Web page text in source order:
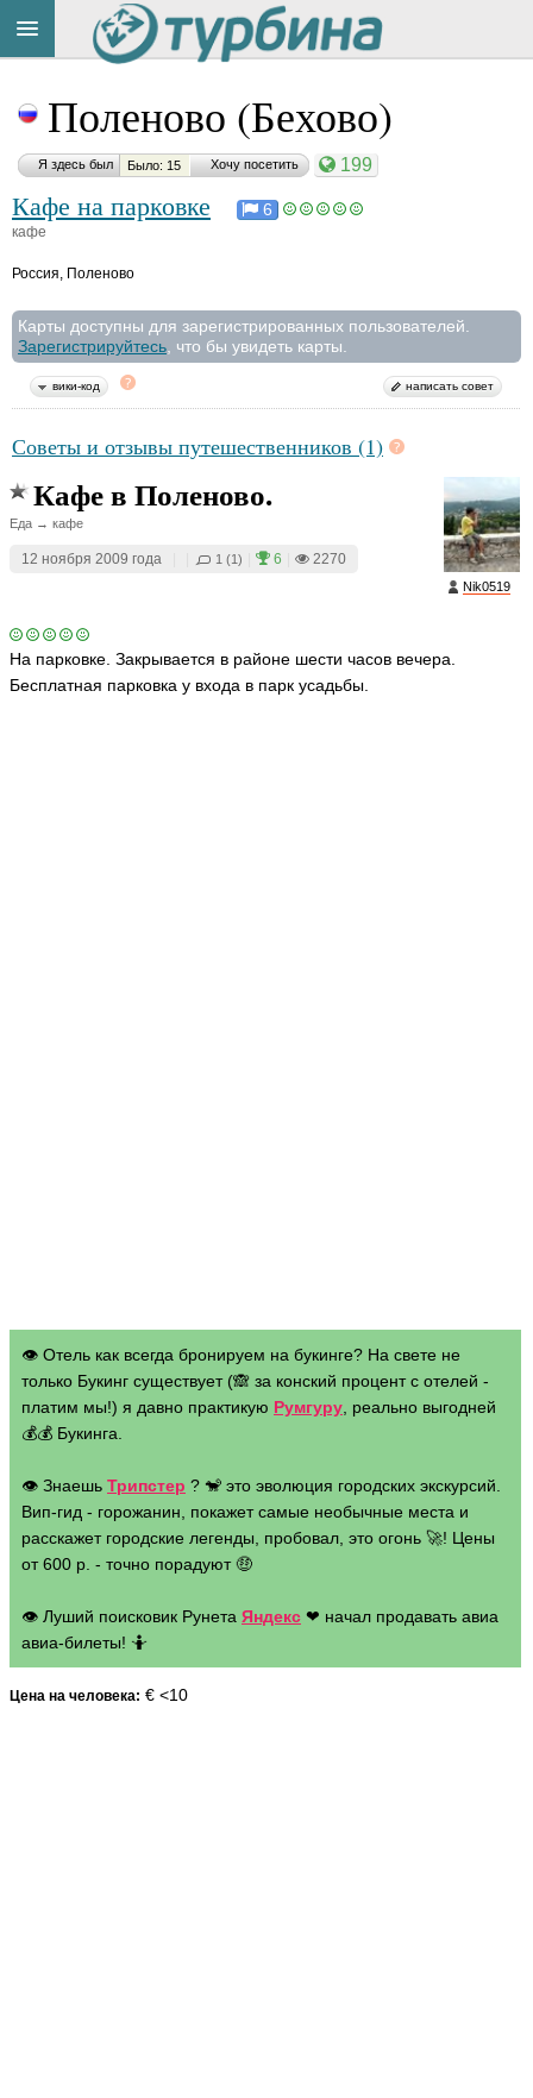
Поленово (Бехово)
Я здесь был Было: 15 Хочу посетить 199
Кафе на парковке 6
кафе
Россия, Поленово
Карты доступны для зарегистрированных пользователей.
Зарегистрируйтесь , что бы увидеть карты.
вики-код написать совет
Советы и отзывы путешественников (1)
Nik0519
Кафе в Поленово.
Еда → кафе
12 ноября 2009 года 1 (1) 6 2270
На парковке. Закрывается в районе шести часов вечера.
Бесплатная парковка у входа в парк усадьбы.
👁 Отель как всегда бронируем на букинге? На свете не
только Букинг существует (🙈 за конский процент с отелей -
платим мы!) я давно практикую Румгуру , реально выгодней
💰💰 Букинга.
👁 Знаешь Трипстер ? 🐒 это эволюция городских экскурсий.
Вип-гид - горожанин, покажет самые необычные места и
расскажет городские легенды, пробовал, это огонь 🚀! Цены
от 600 р. - точно порадуют 🤑
👁 Луший поисковик Рунета Яндекс ❤ начал продавать авиа
авиа-билеты! 🤷
Цена на человека: € <10
на
сайте: